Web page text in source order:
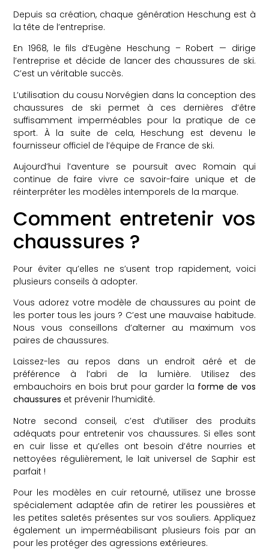
Depuis sa création, chaque génération Heschung est à
la tête de l’entreprise.
En 1968, le fils d’Eugène Heschung – Robert — dirige
l’entreprise et décide de lancer des chaussures de ski.
C’est un véritable succès.
L’utilisation du cousu Norvégien dans la conception des
chaussures de ski permet à ces dernières d’être
suffisamment imperméables pour la pratique de ce
sport. À la suite de cela, Heschung est devenu le
fournisseur officiel de l’équipe de France de ski.
Aujourd’hui l’aventure se poursuit avec Romain qui
continue de faire vivre ce savoir-faire unique et de
réinterpréter les modèles intemporels de la marque.
Comment entretenir vos
chaussures ?
Pour éviter qu’elles ne s’usent trop rapidement, voici
plusieurs conseils à adopter.
Vous adorez votre modèle de chaussures au point de
les porter tous les jours ? C’est une mauvaise habitude.
Nous vous conseillons d’alterner au maximum vos
paires de chaussures.
Laissez-les au repos dans un endroit aéré et de
préférence à l’abri de la lumière. Utilisez des
embauchoirs en bois brut pour garder la forme de vos
chaussures et prévenir l’humidité.
Notre second conseil, c’est d’utiliser des produits
adéquats pour entretenir vos chaussures. Si elles sont
en cuir lisse et qu’elles ont besoin d’être nourries et
nettoyées régulièrement, le lait universel de Saphir est
parfait !
Pour les modèles en cuir retourné, utilisez une brosse
spécialement adaptée afin de retirer les poussières et
les petites saletés présentes sur vos souliers. Appliquez
également un imperméabilisant plusieurs fois par an
pour les protéger des agressions extérieures.